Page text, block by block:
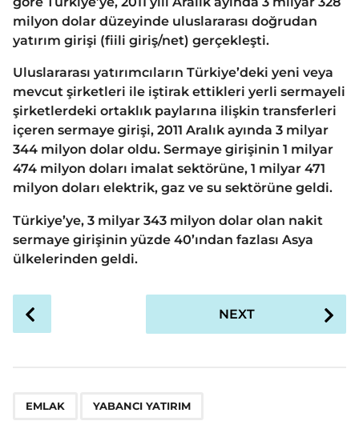
g
o
milyon dolar düzeyinde uluslararası doğrudan
yatırım girişi (fiili giriş/net) gerçekleşti.
Uluslararası yatırımcıların Türkiye’deki yeni veya
mevcut şirketleri ile iştirak ettikleri yerli sermayeli
şirketlerdeki ortaklık paylarına ilişkin transferleri
içeren sermaye girişi, 2011 Aralık ayında 3 milyar
344 milyon dolar oldu. Sermaye girişinin 1 milyar
474 milyon doları imalat sektörüne, 1 milyar 471
milyon doları elektrik, gaz ve su sektörüne geldi.
Türkiye’ye, 3 milyar 343 milyon dolar olan nakit
sermaye girişinin yüzde 40’ından fazlası Asya
ülkelerinden geldi.
o
NEXT
EMLAK YABANCI YATIRIM